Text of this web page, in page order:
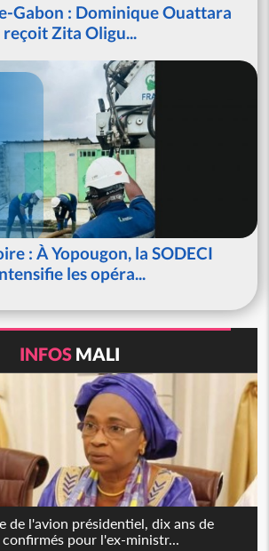
Gabon : Dominique Ouattara
reçoit Zita Oligu...
: À Yopougon, la SODECI
les opéra...
INFOS MALI
de l'avion présidentiel, dix ans de
pour l'ex-ministr...